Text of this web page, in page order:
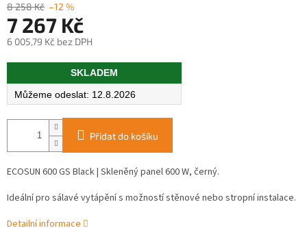
8 258 Kč –12 %
7 267 Kč
6 005,79 Kč bez DPH
Měrná
SKLADEM
12.8.2026
Přidat do košíku
ECOSUN 600 GS Black | Skleněný panel 600 W, černý.
Ideální pro sálavé vytápění s možností stěnové nebo stropní instalace.
Detailní informace